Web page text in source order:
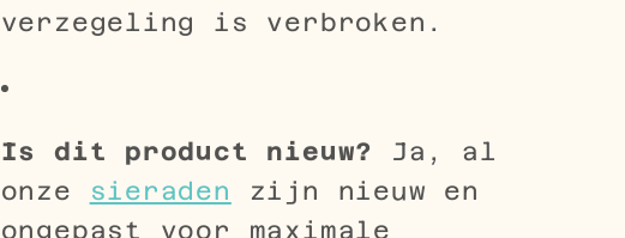
verzegeling is verbroken.
Is dit product nieuw?
Ja, al
onze
sieraden
zijn nieuw en
ongepast voor maximale